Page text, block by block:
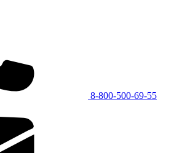
8-800-500-69-55